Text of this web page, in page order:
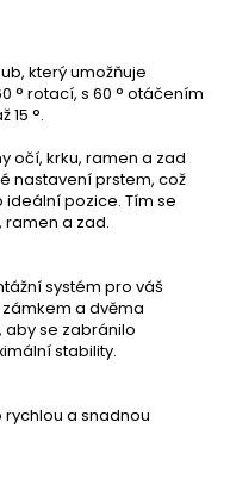
který umožňuje
° rotací, s 60 ° otáčením
15 °.
očí, krku, ramen a zad
nastavení prstem, což
pozice. Tím se
a zad.
systém pro váš
a dvěma
se zabránilo
stability.
a snadnou